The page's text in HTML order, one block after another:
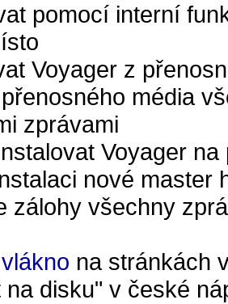
pomocí interní
Voyager z
média
zprávami
Voyager
nové master
zálohy všechny
na stránkách
na disku" v české